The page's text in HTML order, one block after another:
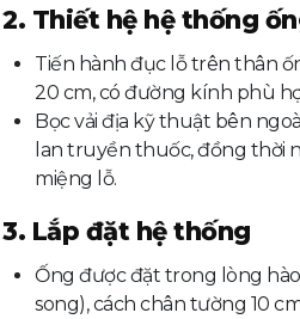
2. Thiết hệ hệ thống
Tiến hành đục lỗ trên thân
20 cm, có đường kính phù
Bọc vải địa kỹ thuật bên
lan truyền thuốc, đồng thời
miệng lỗ.
3. Lắp đặt hệ thống
Ống được đặt trong lòng
song), cách chân tường 10